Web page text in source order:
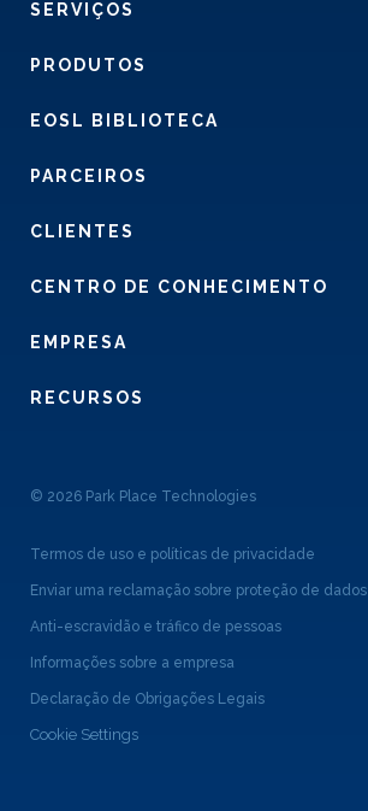
SERVIÇOS
PRODUTOS
EOSL BIBLIOTECA
PARCEIROS
CLIENTES
CENTRO DE CONHECIMENTO
EMPRESA
RECURSOS
© 2026 Park Place Technologies
Termos de uso e políticas de privacidade
Enviar uma reclamação sobre proteção de dados
Anti-escravidão e tráfico de pessoas
Informações sobre a empresa
Declaração de Obrigações Legais
Cookie Settings